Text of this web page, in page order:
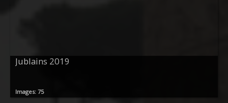
Jublains 2019
Images: 75